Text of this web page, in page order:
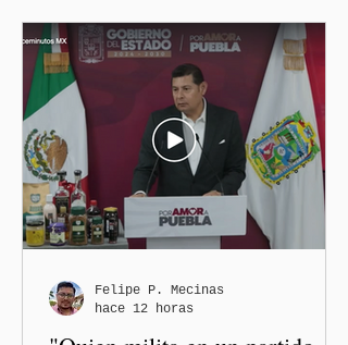
Felipe P. Mecinas
hace 12 horas